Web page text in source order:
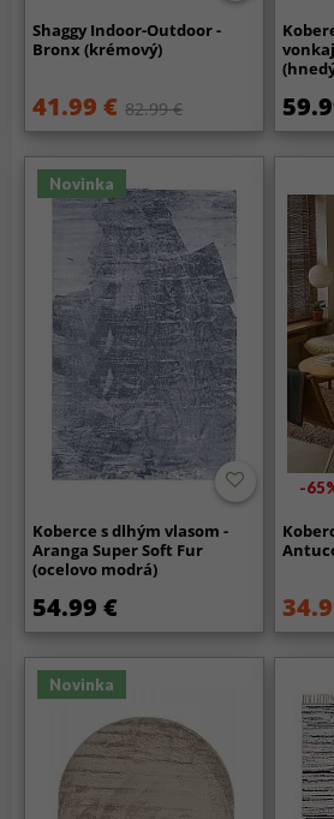
Shaggy Indoor-Outdoor -
Bronx (krémový)
41.99 € 82.99 €
Novinka
Koberce s dlhým vlasom -
Aranga Super Soft Fur
(ocelovo modrá)
54.99 €
-
Novinka